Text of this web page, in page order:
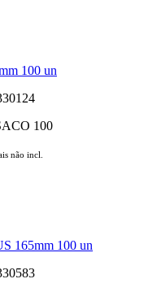
100 un
100
não incl.
165mm 100 un